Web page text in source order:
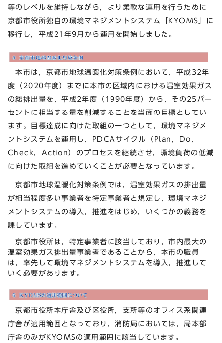
等のレベルを維持しながら，より柔軟な運用を行うために
京都市役所独自の環境マネジメントシステム「KYOMS」に
移行し，平成21年9月から運用を開始しました。
本市は，京都市地球温暖化対策条例において，平成32年
度（2020年度）までに本市の区域内における温室効果ガス
の総排出量を，平成2年度（1990年度）から，その25パー
セントに相当する量を削減することを当面の目標としてい
ます。目標達成に向けた取組の一つとして，環境マネジメ
ントシステムを運用し，PDCAサイクル（Plan，Do，
Check，Action）のプロセスを継続させ，環境負荷の低減
に向けた取組を進めていくことが必要となっています。
京都市地球温暖化対策条例では，温室効果ガスの排出量
が相当程度多い事業者を特定事業者と規定し，環境マネジ
メントシステムの導入，推進をはじめ，いくつかの義務を
課しています。
京都市役所は，特定事業者に該当しており，市内最大の
温室効果ガス排出量事業者であることから，本市の職員
は，率先して環境マネジメントシステムを導入，推進して
いく必要があります。
京都市役所本庁舎及び区役所，支所等のオフィス系関連
庁舎が適用範囲となっており，消防局においては，局本部
庁舎のみがKYOMSの適用範囲に該当しています。